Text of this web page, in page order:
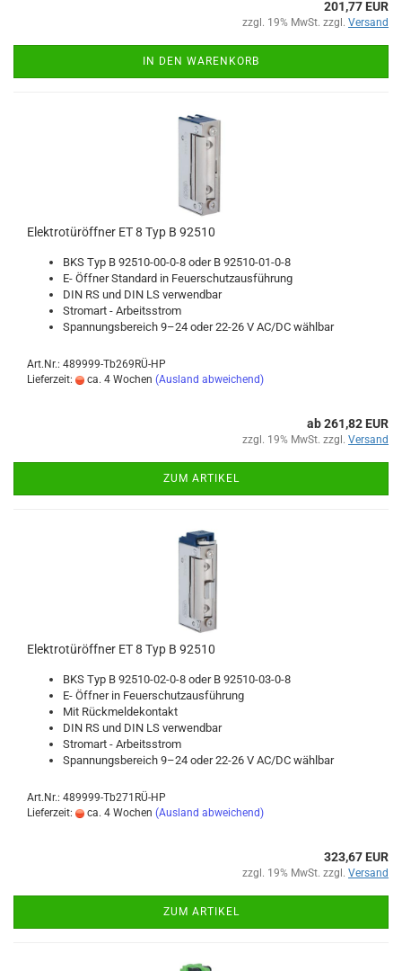
201,77 EUR
zzgl. 19% MwSt. zzgl. Versand
IN DEN WARENKORB
Elek­tro­tür­öff­ner ET 8 Typ B 92510
BKS Typ B 92510-​00-0-8 oder B 92510-​01-0-8
E- Öff­ner Stan­dard in Feu­er­schutz­aus­füh­rung
DIN RS und DIN LS ver­wend­bar
Strom­art - Ar­beits­strom
Span­nungs­be­reich 9–24 oder 22-26 V AC/DC wähl­bar
Art.Nr.: 489999-Tb269RÜ-HP
Lieferzeit:
ca. 4 Wochen (Ausland abweichend)
ab 261,82 EUR
zzgl. 19% MwSt. zzgl. Versand
ZUM ARTIKEL
Elek­tro­tür­öff­ner ET 8 Typ B 92510
BKS Typ B 92510-​02-0-8 oder B 92510-​03-0-8
E- Öff­ner in Feu­er­schutz­aus­füh­rung
Mit Rück­mel­de­kon­takt
DIN RS und DIN LS ver­wend­bar
Strom­art - Ar­beits­strom
Span­nungs­be­reich 9–24 oder 22-26 V AC/DC wähl­bar
Art.Nr.: 489999-Tb271RÜ-HP
Lieferzeit:
ca. 4 Wochen (Ausland abweichend)
323,67 EUR
zzgl. 19% MwSt. zzgl. Versand
ZUM ARTIKEL